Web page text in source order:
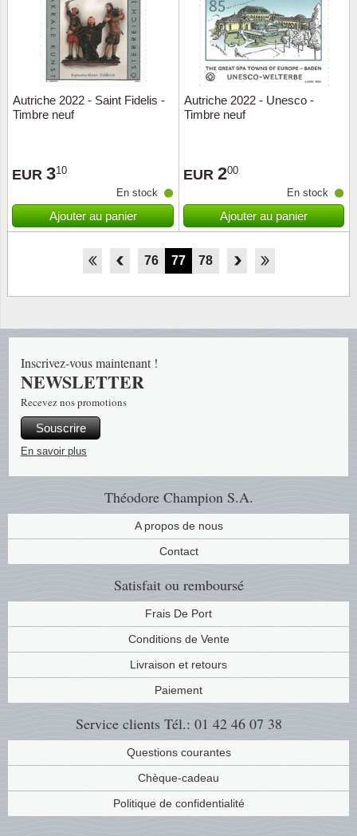
Autriche 2022 - Saint Fidelis -
Timbre neuf
EUR 310
En stock
Ajouter au panier
Autriche 2022 - Unesco -
Timbre neuf
EUR 200
En stock
Ajouter au panier
74 75 76 77 78 79 80
Théodore Champion S.A.
A propos de nous
Contact
Satisfait ou remboursé
Frais De Port
Conditions de Vente
Livraison et retours
Paiement
Service clients Tél.: 01 42 46 07 38
Questions courantes
Chèque-cadeau
Politique de confidentialité
Inscrivez-vous maintenant !
NEWSLETTER
Recevez nos promotions
Souscrire
En savoir plus